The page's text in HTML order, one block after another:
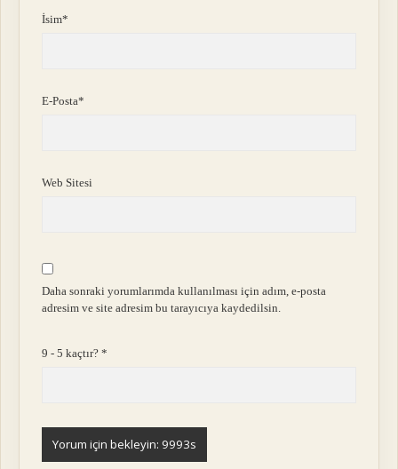
İsim*
E-Posta*
Web Sitesi
Daha sonraki yorumlarımda kullanılması için adım, e-posta
adresim ve site adresim bu tarayıcıya kaydedilsin.
9 - 5 kaçtır?*